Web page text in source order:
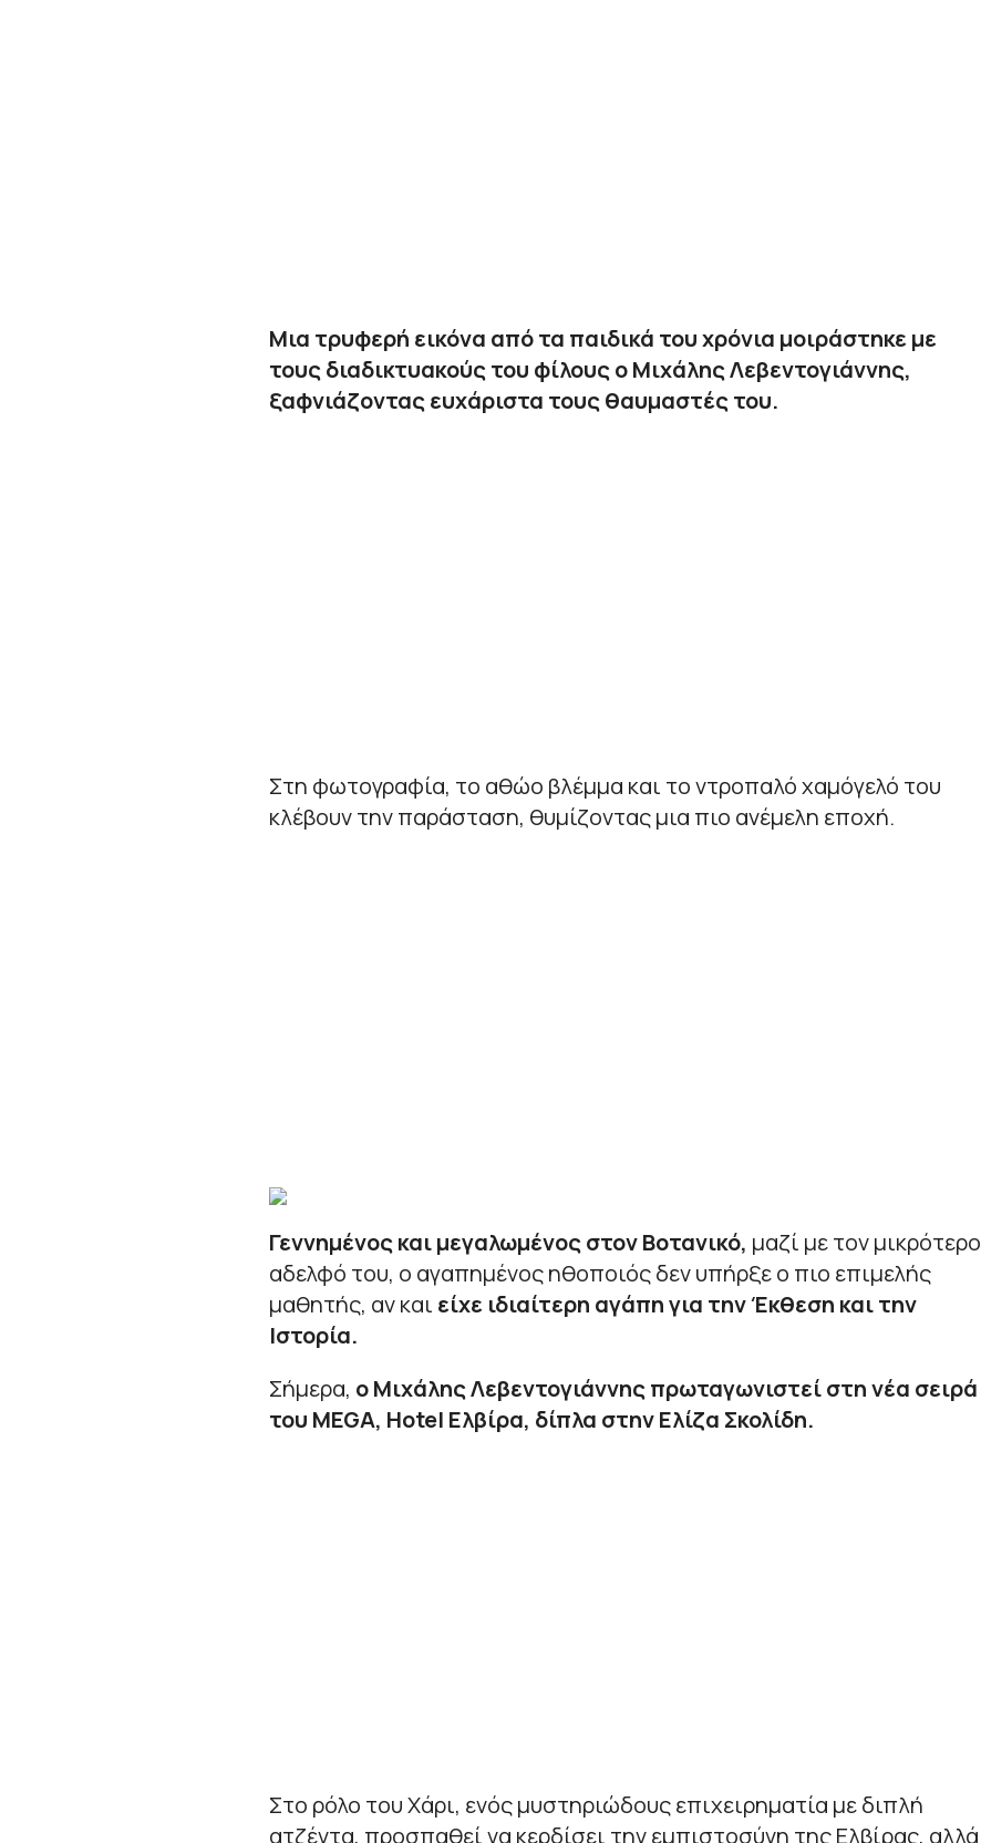
Μια τρυφερή εικόνα από τα παιδικά του χρόνια μοιράστηκε με
τους διαδικτυακούς του φίλους ο Μιχάλης Λεβεντογιάννης,
ξαφνιάζοντας ευχάριστα τους θαυμαστές του.
Στη φωτογραφία, το αθώο βλέμμα και το ντροπαλό χαμόγελό του
κλέβουν την παράσταση, θυμίζοντας μια πιο ανέμελη εποχή.
Γεννημένος και μεγαλωμένος στον Βοτανικό, μαζί με τον μικρότερο
αδελφό του, ο αγαπημένος ηθοποιός δεν υπήρξε ο πιο επιμελής
μαθητής, αν και είχε ιδιαίτερη αγάπη για την Έκθεση και την
Ιστορία.
Σήμερα, ο Μιχάλης Λεβεντογιάννης πρωταγωνιστεί στη νέα σειρά
του MEGA, Hotel Ελβίρα, δίπλα στην Ελίζα Σκολίδη.
Στο ρόλο του Χάρι, ενός μυστηριώδους επιχειρηματία με διπλή
ατζέντα, προσπαθεί να κερδίσει την εμπιστοσύνη της Ελβίρας, αλλά